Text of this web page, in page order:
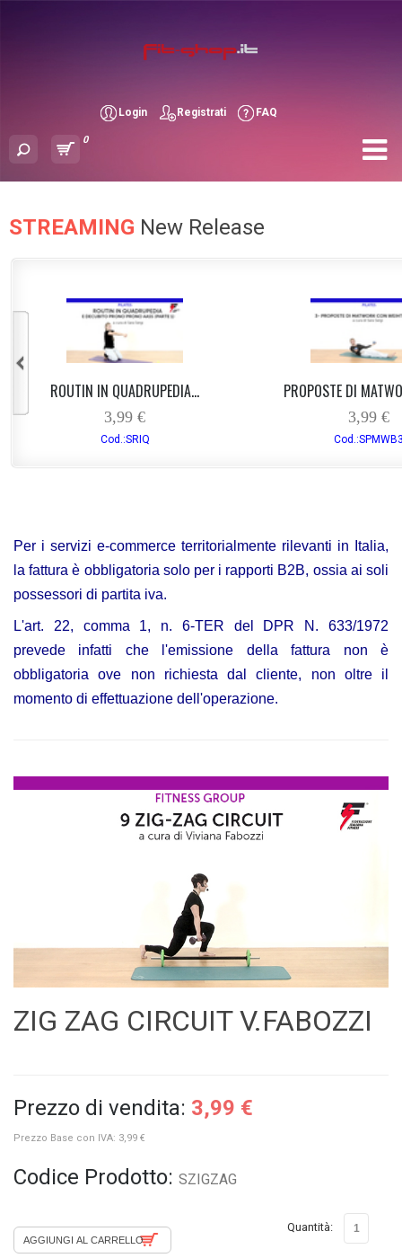
Login Registrati FAQ
0
STREAMING New Release
ROUTIN IN QUADRUPEDIA...
3,99 €
Cod.:SRIQ
PROPOSTE DI
3,99 €
Per i servizi e-commerce territorialmente rilevanti in Italia,
la fattura è obbligatoria solo per i rapporti B2B, ossia ai soli
possessori di partita iva.
L'art. 22, comma 1, n. 6-TER del DPR N. 633/1972
prevede infatti che l'emissione della fattura non è
obbligatoria ove non richiesta dal cliente, non oltre il
momento di effettuazione dell'operazione.
ZIG ZAG CIRCUIT V.FABOZZI
Prezzo di vendita: 3,99 €
Prezzo Base con IVA: 3,99 €
Codice Prodotto: SZIGZAG
Quantità: